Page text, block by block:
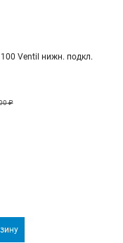
Ventil нижн. подкл.
₽